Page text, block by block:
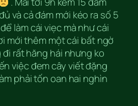
và cả đám mới kéo ra số 5
làm cái viẹc mà như cái
mới thêm một cái bất ngờ
rất hăng hái nhưng ko
việc đem cây viết đặng
phải tốn oan hai nghìn